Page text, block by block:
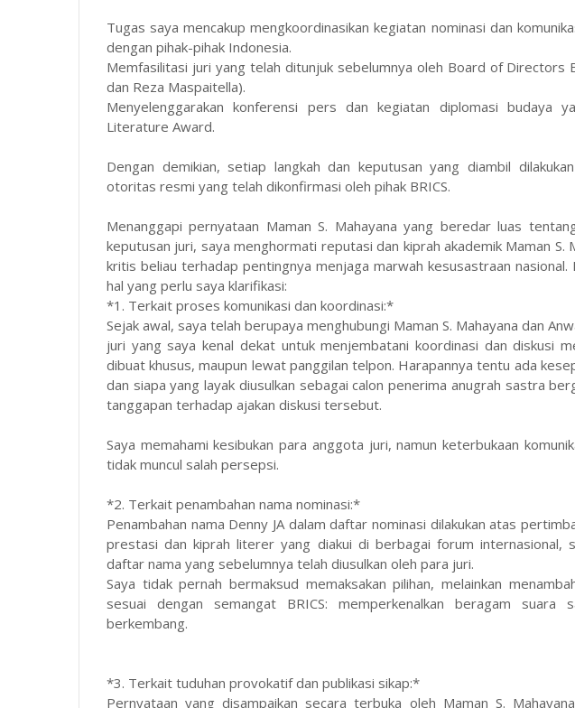
Tugas saya mencakup mengkoordinasikan kegiatan nominasi dan
dengan pihak-pihak Indonesia.
Memfasilitasi juri yang telah ditunjuk sebelumnya oleh Board of Directors
dan Reza Maspaitella).
Menyelenggarakan konferensi pers dan kegiatan diplomasi budaya
Literature Award.
Dengan demikian, setiap langkah dan keputusan yang diambil
otoritas resmi yang telah dikonfirmasi oleh pihak BRICS.
Menanggapi pernyataan Maman S. Mahayana yang beredar luas
keputusan juri, saya menghormati reputasi dan kiprah akademik Maman S.
kritis beliau terhadap pentingnya menjaga marwah kesusastraan
hal yang perlu saya klarifikasi:
*1. Terkait proses komunikasi dan koordinasi:*
Sejak awal, saya telah berupaya menghubungi Maman S. Mahayana dan
juri yang saya kenal dekat untuk menjembatani koordinasi dan diskusi
dibuat khusus, maupun lewat panggilan telpon. Harapannya tentu ada
dan siapa yang layak diusulkan sebagai calon penerima anugrah sastra
tanggapan terhadap ajakan diskusi tersebut.
Saya memahami kesibukan para anggota juri, namun keterbukaan
tidak muncul salah persepsi.
*2. Terkait penambahan nama nominasi:*
Penambahan nama Denny JA dalam daftar nominasi dilakukan atas
prestasi dan kiprah literer yang diakui di berbagai forum internasional,
daftar nama yang sebelumnya telah diusulkan oleh para juri.
Saya tidak pernah bermaksud memaksakan pilihan, melainkan
sesuai dengan semangat BRICS: memperkenalkan beragam suara
berkembang.
*3. Terkait tuduhan provokatif dan publikasi sikap:*
Pernyataan yang disampaikan secara terbuka oleh Maman S.